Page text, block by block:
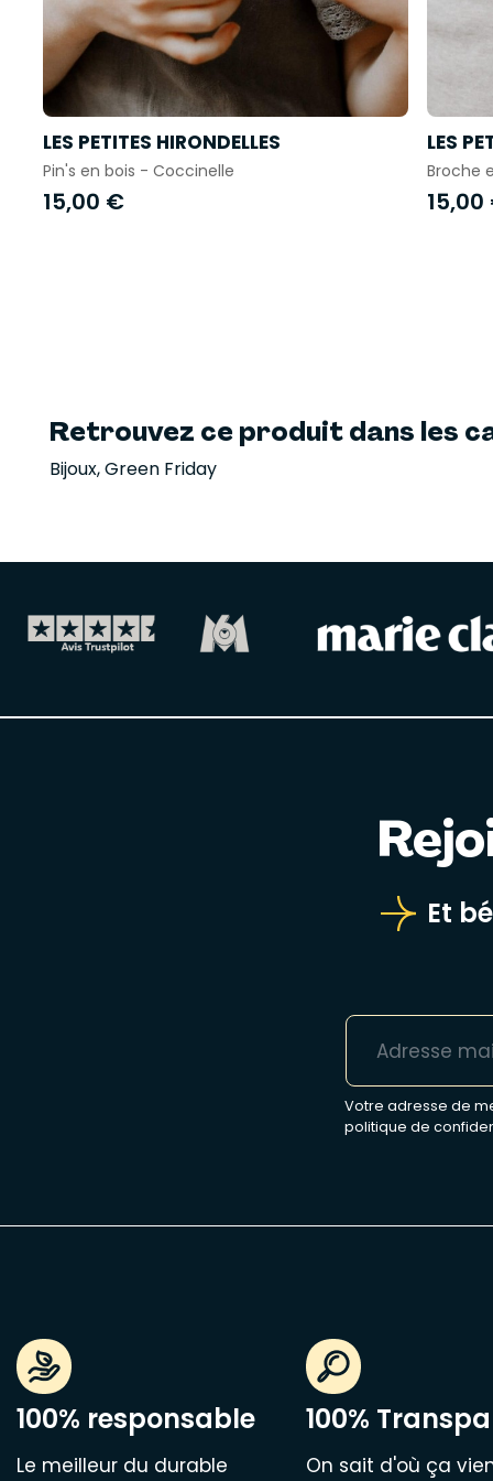
LES PETITES HIRONDELLES
Pin's en bois - Coccinelle
15,00 €
LES
Broche
Retrouvez ce produit dans les
Bijoux,Green Friday
Et
Votre adresse de
politique de
100% responsable
Le meilleur du durable
100%
On sait d'où ça